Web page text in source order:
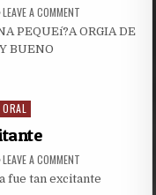
LEAVE A COMMENTON
PENSE
PEQUEí?A ORGIA DE
BUENO
LEAVE A COMMENT
COMPRA
fue tan excitante